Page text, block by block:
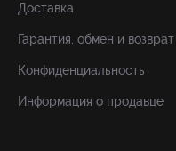
Доставка
Гарантия, обмен и возврат
Конфиденциальность
Информация о продавце